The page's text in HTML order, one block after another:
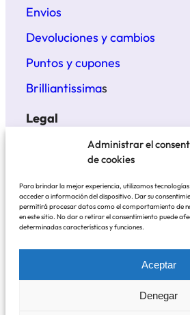
Administrar el
de cookies
Para brindar la mejor experiencia, utilizamos
acceder a información del dispositivo. Dar su
permitirá procesar datos como el comportamiento de
en este sitio. No dar o retirar el consentimiento puede
determinadas características y funciones.
Aceptar
Denegar
Envios
Devoluciones y cambios
Puntos y cupones
Brilliantissimas
Legal
Términos y condiciones
Aviso legal
BrillantisYmas ©
Pagos contra reembolso o con